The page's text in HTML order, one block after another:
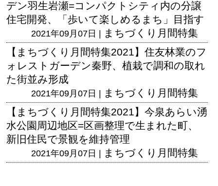
デン羽生岩瀬=コンパクトシティ内の分譲
住宅開発、「歩いて楽しめるまち」目指す
2021年09月07日 | まちづくり月間特集
【まちづくり月間特集2021】住友林業のフ
ォレストガーデン秦野、植栽で調和の取れ
た街並み形成
2021年09月07日 | まちづくり月間特集
【まちづくり月間特集2021】今泉あらい湧
水公園周辺地区=区画整理で生まれた町、
新旧住民で景観を維持管理
2021年09月07日 | まちづくり月間特集